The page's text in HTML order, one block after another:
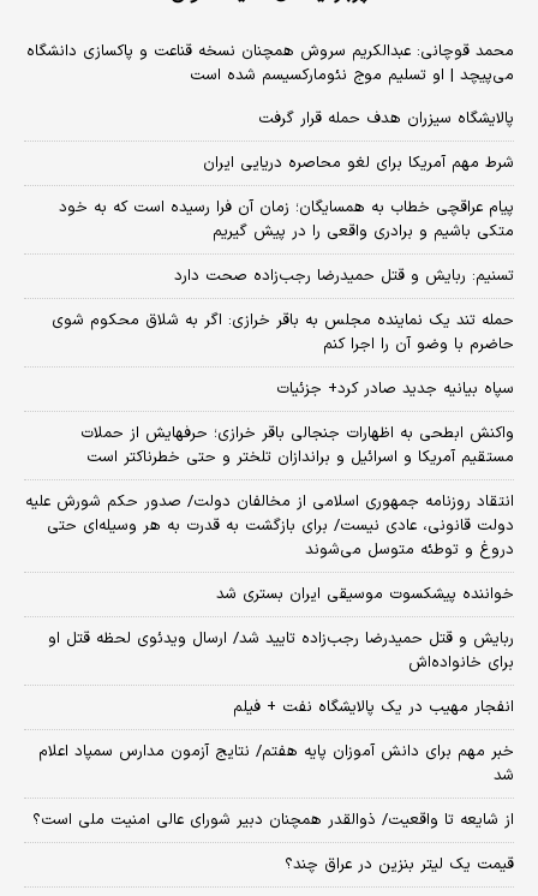
محمد قوچانی: عبدالکریم سروش همچنان نسخه قناعت و پاکسازی دانشگاه
می‌پیچد | او تسلیم موج نئومارکسیسم شده است
پالایشگاه سیزران هدف حمله قرار گرفت
شرط مهم آمریکا برای لغو محاصره دریایی ایران
پیام عراقچی خطاب به همسایگان؛ زمان آن فرا رسیده است که به خود
متکی باشیم و برادری واقعی را در پیش گیریم
تسنیم: ربایش و قتل حمیدرضا رجب‌زاده صحت دارد
حمله تند یک نماینده مجلس به باقر خرازی: اگر به شلاق محکوم شوی
حاضرم با وضو آن را اجرا کنم
سپاه بیانیه جدید صادر کرد+ جزئیات
واکنش ابطحی به اظهارات جنجالی باقر خرازی؛ حرفهایش از حملات
مستقیم آمریکا و اسرائیل و براندازان تلختر و حتی خطرناکتر است
انتقاد روزنامه جمهوری اسلامی از مخالفان دولت/ صدور حکم شورش علیه
دولت قانونی، عادی نیست/ برای بازگشت به قدرت به هر وسیله‌ای حتی
دروغ و توطئه متوسل می‌شوند
خواننده پیشکسوت موسیقی ایران بستری شد
ربایش و قتل حمیدرضا رجب‌زاده تایید شد/ ارسال ویدئوی لحظه قتل او
برای خانواده‌اش
انفجار مهیب در یک پالایشگاه نفت + فیلم
خبر مهم برای دانش آموزان پایه هفتم/ نتایج آزمون مدارس سمپاد اعلام
شد
از شایعه تا واقعیت/ ذوالقدر همچنان دبیر شورای ‌عالی امنیت ملی است؟
قیمت یک لیتر بنزین در عراق چند؟